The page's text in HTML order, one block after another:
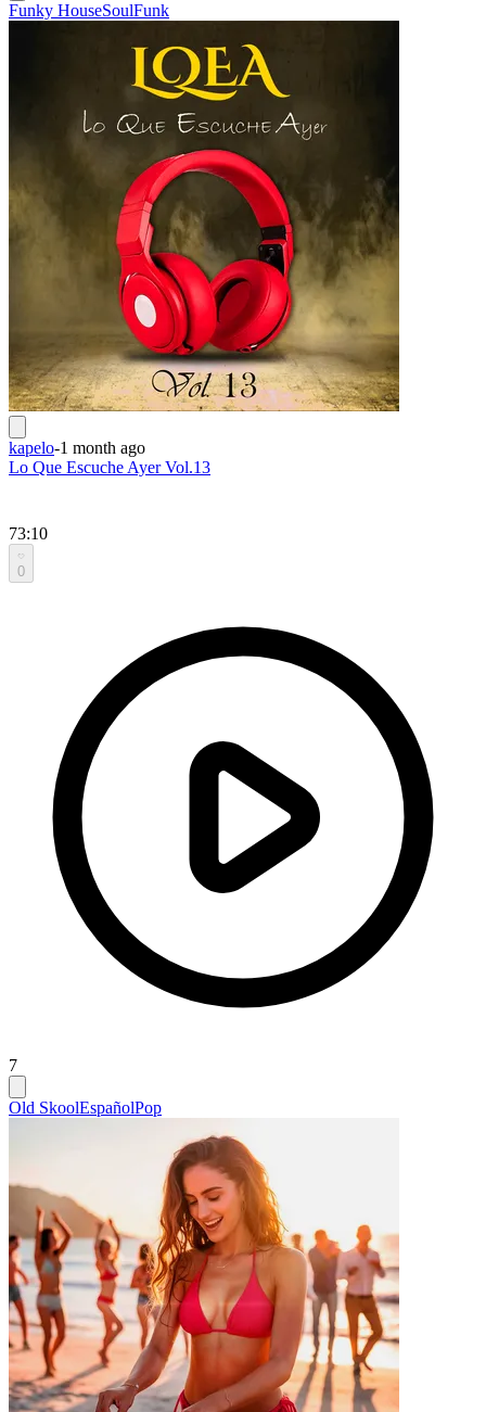
Funky HouseSoulFunk
kapelo-1 month ago
Lo Que Escuche Ayer Vol.13
73:10
0
7
Old SkoolEspañolPop